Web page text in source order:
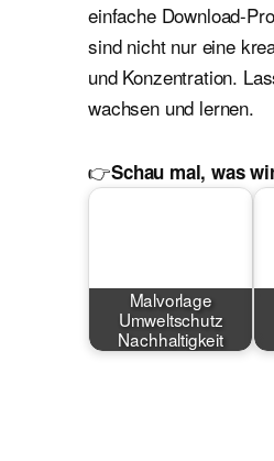
einfache Download-
sind nicht nur eine
und Konzentration.
wachsen und lernen.
👉Schau mal, was
Malvorlage
Umweltschutz
Nachhaltigkeit